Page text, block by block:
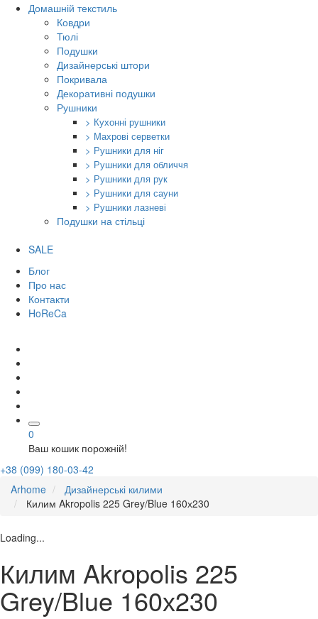
Домашній текстиль
Ковдри
Тюлі
Подушки
Дизайнерські штори
Покривала
Декоративні подушки
Рушники
> Кухонні рушники
> Махрові серветки
> Рушники для ніг
> Рушники для обличчя
> Рушники для рук
> Рушники для сауни
> Рушники лазневі
Подушки на стільці
SALE
Блог
Про нас
Контакти
HoReCa
0
Ваш кошик порожній!
+38 (099) 180-03-42
Arhome
Дизайнерські килими
Килим Akropolis 225 Grey/Blue 160х230
Loading...
Килим Akropolis 225
Grey/Blue 160х230